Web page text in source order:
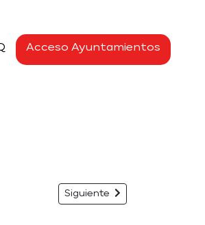
Acceso Ayuntamientos
Siguiente